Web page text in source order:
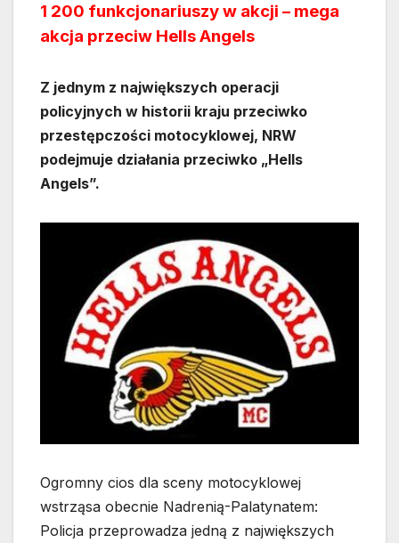
1 200 funkcjonariuszy w akcji – mega
akcja przeciw Hells Angels
Z jednym z największych operacji
policyjnych w historii kraju przeciwko
przestępczości motocyklowej, NRW
podejmuje działania przeciwko „Hells
Angels”.
Ogromny cios dla sceny motocyklowej
wstrząsa obecnie Nadrenią-Palatynatem:
Policja przeprowadza jedną z największych